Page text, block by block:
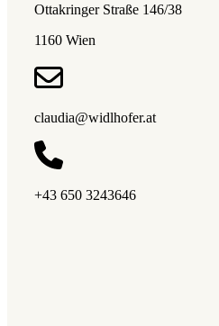
Ottakringer Straße 146/38
1160 Wien
claudia@widlhofer.at
+43 650 3243646